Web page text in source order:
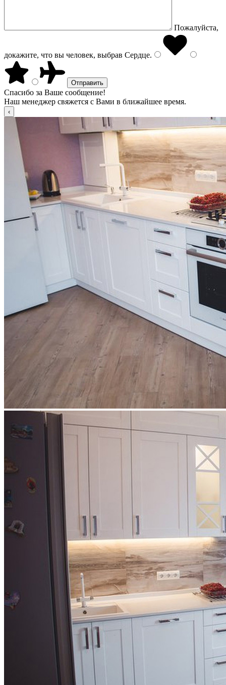
Пожалуйста,
докажите, что вы человек, выбрав Сердце.
Спасибо за Ваше сообщение!
Наш менеджер свяжется с Вами в ближайшее время.